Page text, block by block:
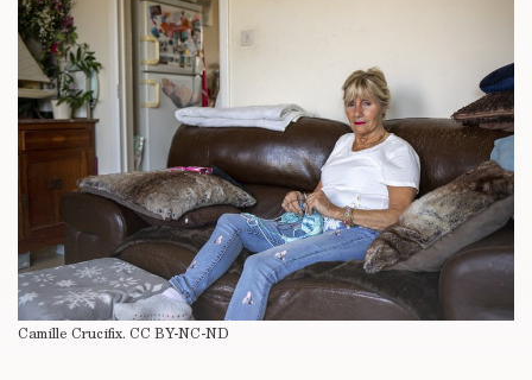
Camille Crucifix. CC BY-NC-ND